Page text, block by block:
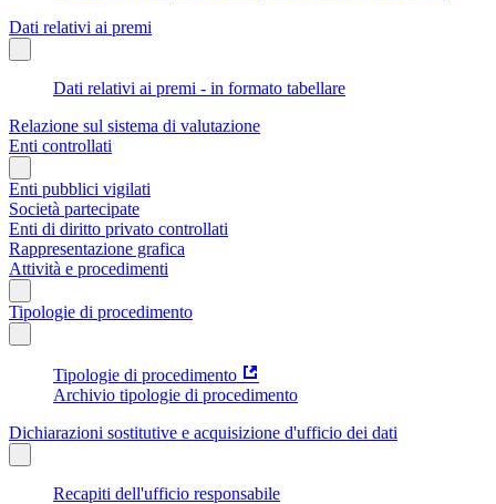
Dati relativi ai premi
Dati relativi ai premi - in formato tabellare
Relazione sul sistema di valutazione
Enti controllati
Enti pubblici vigilati
Società partecipate
Enti di diritto privato controllati
Rappresentazione grafica
Attività e procedimenti
Tipologie di procedimento
Tipologie di procedimento
Archivio tipologie di procedimento
Dichiarazioni sostitutive e acquisizione d'ufficio dei dati
Recapiti dell'ufficio responsabile